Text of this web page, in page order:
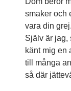
smaker och
vara din grej.
Själv är jag,
känt mig en
till många
så där